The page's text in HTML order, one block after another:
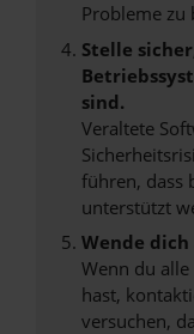
Probleme zu
Stelle
sind.
Veraltete
führen, dass
unterstützt
Wende
Wenn du
hast,
versuchen,